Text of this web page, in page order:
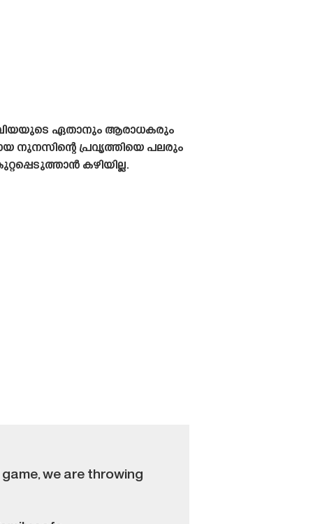
ഏതാനും ആരാധകരും
നുനസിന്റെ പ്രവൃത്തിയെ പലരും
കഴിയില്ല.
we are throwing